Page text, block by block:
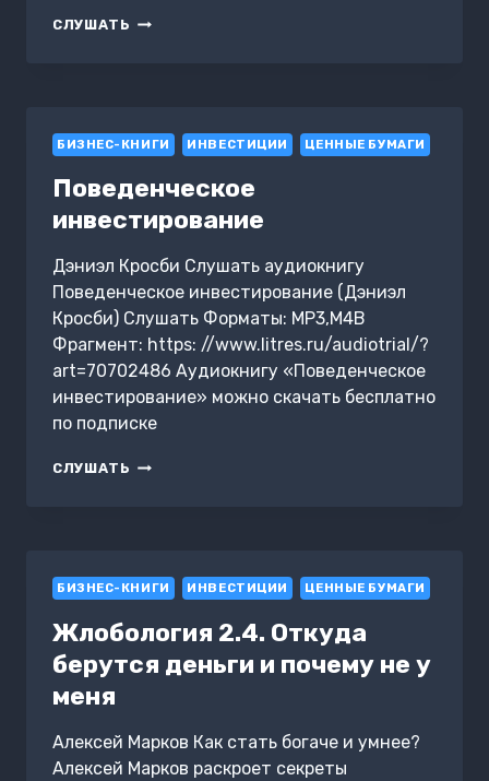
СЛУШАТЬ КЛЮЧЕВЫЕ
ВЕЛИКИЕ
ДОСТИГАЮТ
И
ПРИБЫЛЬ.
АЛЕКС
ЭДМАНС
БИЗНЕС-КНИГИ ИНВЕСТИЦИИ ЦЕННЫЕ БУМАГИ
Поведенческое
инвестирование
Дэниэл Кросби Слушать аудиокнигу
Поведенческое инвестирование (Дэниэл
Кросби) Слушать Форматы: MP3,M4B
Фрагмент: https: //www.litres.ru/audiotrial/?
art=70702486 Аудиокнигу «Поведенческое
инвестирование» можно скачать бесплатно
по подписке
СЛУШАТЬ ПОВЕДЕНЧЕСКОЕ
БИЗНЕС-КНИГИ ИНВЕСТИЦИИ ЦЕННЫЕ БУМАГИ
Жлобология 2.4. Откуда
берутся деньги и почему не у
меня
Алексей Марков Как стать богаче и умнее?
Алексей Марков раскроет секреты